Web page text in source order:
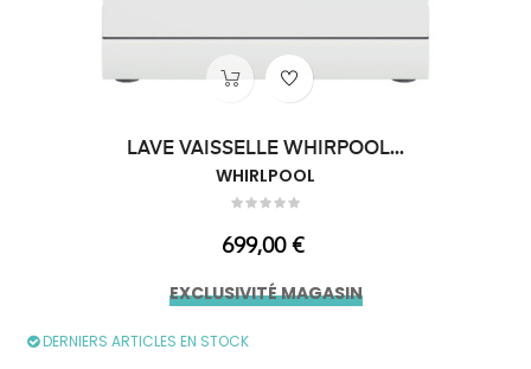
LAVE VAISSELLE WHIRPOOL...
WHIRLPOOL
Prix
699,00 €
EXCLUSIVITÉ MAGASIN
DERNIERS ARTICLES EN STOCK